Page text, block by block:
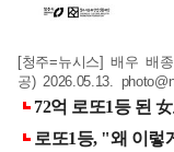
[청주=뉴시스] 배우 배
공) 2026.05.13.